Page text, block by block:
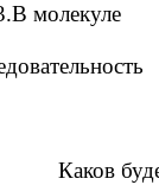
молекуле